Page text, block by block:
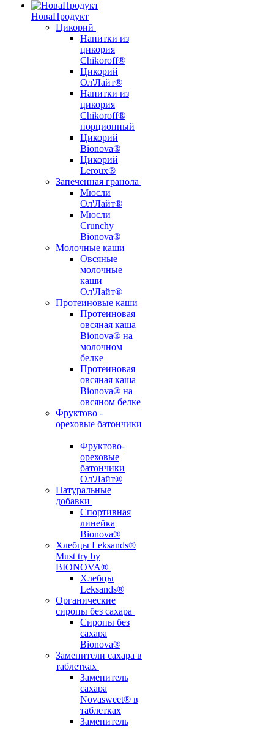
НоваПродукт
Цикорий
Напитки из
цикория
Chikoroff®
Цикорий
Ол'Лайт®
Напитки из
цикория
Chikoroff®
порционный
Цикорий
Bionova®
Цикорий
Leroux®
Запеченная гранола
Мюсли
Ол'Лайт®
Мюсли
Crunchy
Bionova®
Молочные каши
Овсяные
молочные
каши
Ол'Лайт®
Протеиновые каши
Протеиновая
овсяная каша
Bionova® на
молочном
белке
Протеиновая
овсяная каша
Bionova® на
овсяном белке
Фруктово -
ореховые батончики
Фруктово-
ореховые
батончики
Ол'Лайт®
Натуральные
добавки
Спортивная
линейка
Bionova®
Хлебцы Leksands®
Must try by
BIONOVA®
Хлебцы
Leksands®
Органические
сиропы без сахара
Сиропы без
сахара
Bionova®
Заменители сахара в
таблетках
Заменитель
сахара
Novasweet® в
таблетках
Заменитель